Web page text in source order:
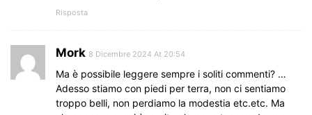
Risposta
Mork 8 Dicembre 2024 At 20:54
Ma è possibile leggere sempre i soliti commenti? …
Adesso stiamo con piedi per terra, non ci sentiamo
troppo belli, non perdiamo la modestia etc.etc. Ma